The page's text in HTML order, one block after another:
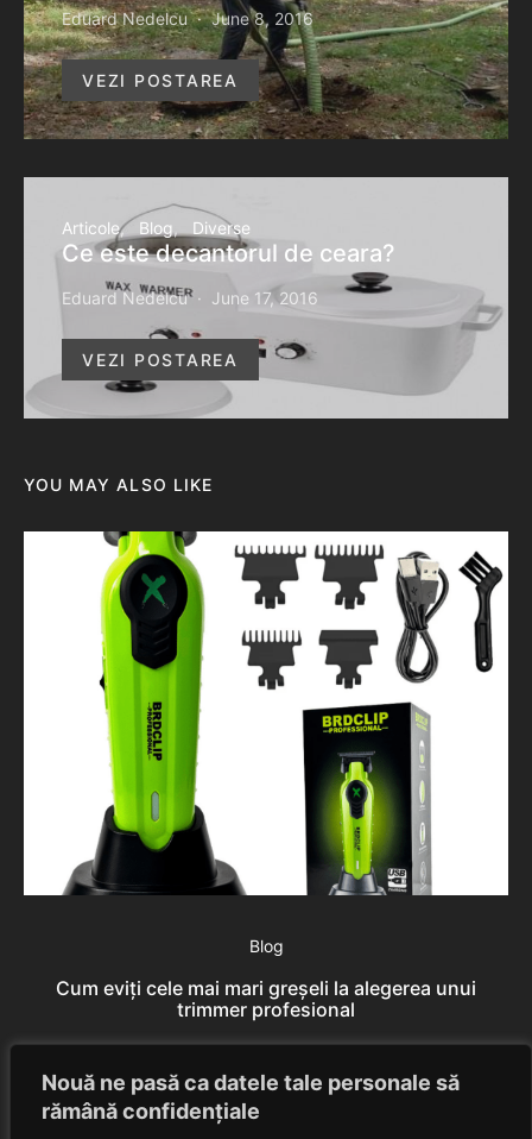
Nouă ne pasă ca datele tale personale să
rămână confidențiale
Eduard Nedelcu June 8, 2016
VEZI POSTAREA
Articole Blog Diverse
Ce este decantorul de ceara?
Eduard Nedelcu June 17, 2016
VEZI POSTAREA
YOU MAY ALSO LIKE
Blog
Cum eviți cele mai mari greșeli la alegerea unui
trimmer profesional
Rares Szabo August 7, 2026